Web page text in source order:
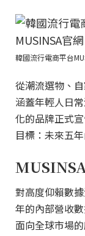
韓國流行電商平台
從潮流選物、
涵蓋年輕人日
化的品牌正式
目標：未來五
對高度仰賴數
年的內部營收
面向全球市場